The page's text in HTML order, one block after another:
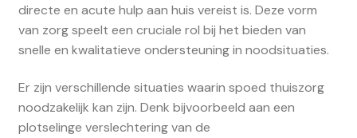
directe en acute hulp aan huis vereist is. Deze vorm
van zorg speelt een cruciale rol bij het bieden van
snelle en kwalitatieve ondersteuning in noodsituaties.
Er zijn verschillende situaties waarin spoed thuiszorg
noodzakelijk kan zijn. Denk bijvoorbeeld aan een
plotselinge verslechtering van de